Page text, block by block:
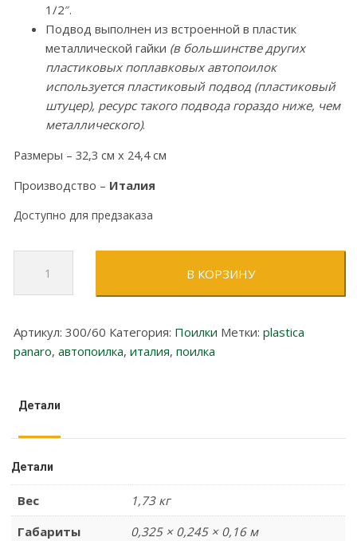
1/2″.
Подвод выполнен из встроенной в пластик
металлической гайки (в большинстве других
пластиковых поплавковых автопоилок
используется пластиковый подвод (пластиковый
штуцер), ресурс такого подвода гораздо ниже, чем
металлического).
Размеры – 32,3 см х 24,4 см
Производство – Италия
Доступно для предзаказа
товара
Автопоилка
постоянным
уровнем
литров
В КОРЗИНУ
Артикул: 300/60 Категория: Поилки Метки: plastica
panaro, автопоилка, италия, поилка
Детали
Детали
Вес
1,73 кг
Габариты
0,325 × 0,245 × 0,16 м